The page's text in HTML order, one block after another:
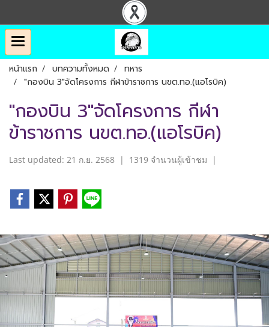
หน้าแรก บทความทั้งหมด
ทหาร
"กองบิน 3"จัดโครงการ กีฬาข้าราชการ นขต.ทอ.(แอโรบิค)
"กองบิน 3"จัดโครงการ กีฬา
ข้าราชการ นขต.ทอ.(แอโรบิค)
Last updated: 21 ก.ย. 2568 | 1319 จำนวนผู้เข้าชม |